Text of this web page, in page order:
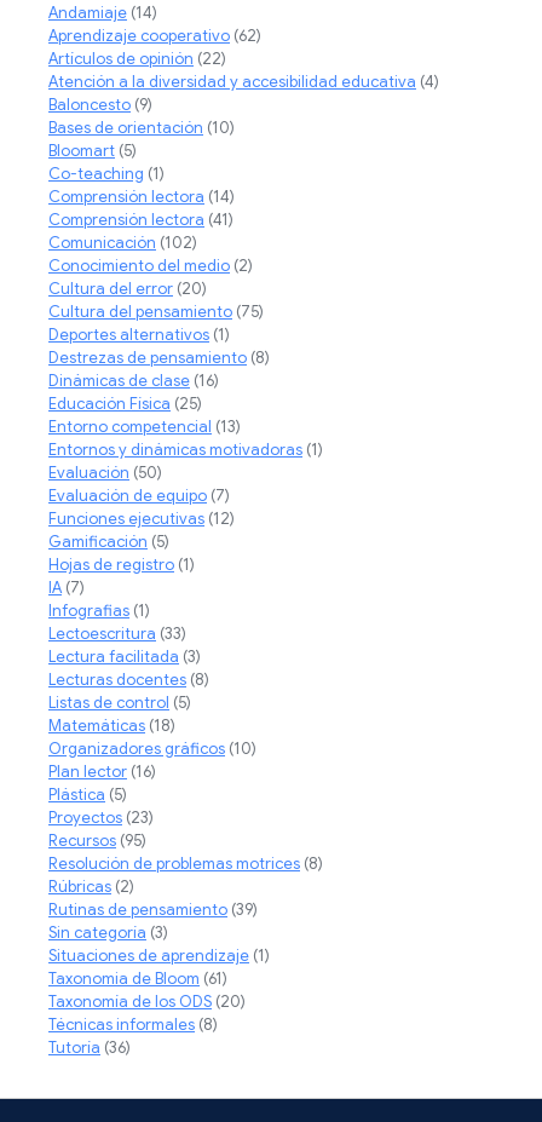
Andamiaje (14)
Aprendizaje cooperativo (62)
Artículos de opinión (22)
Atención a la diversidad y accesibilidad educativa (4)
Baloncesto (9)
Bases de orientación (10)
Bloomart (5)
Co-teaching (1)
Comprensión lectora (14)
Comprensión lectora (41)
Comunicación (102)
Conocimiento del medio (2)
Cultura del error (20)
Cultura del pensamiento (75)
Deportes alternativos (1)
Destrezas de pensamiento (8)
Dinámicas de clase (16)
Educación Física (25)
Entorno competencial (13)
Entornos y dinámicas motivadoras (1)
Evaluación (50)
Evaluación de equipo (7)
Funciones ejecutivas (12)
Gamificación (5)
Hojas de registro (1)
IA (7)
Infografias (1)
Lectoescritura (33)
Lectura facilitada (3)
Lecturas docentes (8)
Listas de control (5)
Matemáticas (18)
Organizadores gráficos (10)
Plan lector (16)
Plástica (5)
Proyectos (23)
Recursos (95)
Resolución de problemas motrices (8)
Rúbricas (2)
Rutinas de pensamiento (39)
Sin categoría (3)
Situaciones de aprendizaje (1)
Taxonomia de Bloom (61)
Taxonomía de los ODS (20)
Técnicas informales (8)
Tutoría (36)